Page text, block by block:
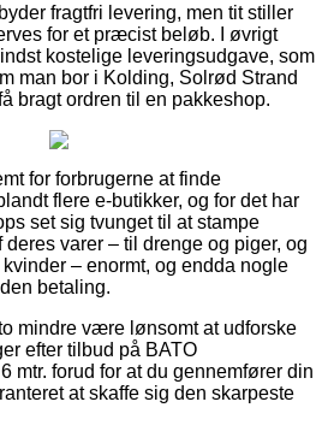
fragtfri levering, men tit stiller
for et præcist beløb. I øvrigt
kostelige leveringsudgave, som
man bor i Kolding, Solrød Strand
bragt ordren til en pakkeshop.
for forbrugerne at finde
flere e-butikker, og for det har
set sig tvunget til at stampe
varer – til drenge og piger, og
– enormt, og endda nogle
betaling.
mindre være lønsomt at udforske
efter tilbud på BATO
mtr. forud for at du gennemfører din
at skaffe sig den skarpeste